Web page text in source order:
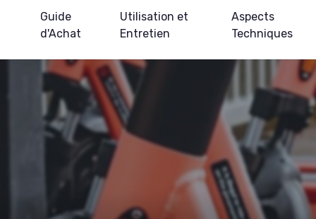
Guide
d'Achat
Utilisation et
Entretien
Aspects
Techniques